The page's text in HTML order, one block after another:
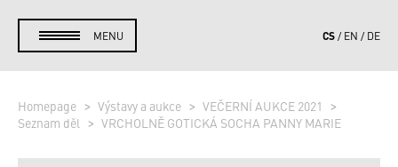
MENU CS EN DE
Homepage Výstavy a aukce
VEČERNÍ AUKCE 2021
Seznam děl
VRCHOLNĚ GOTICKÁ SOCHA PANNY MARIE